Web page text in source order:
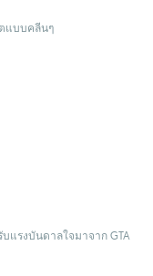
แบบคลีนๆ
บแรงบันดาลใจมาจาก GTA